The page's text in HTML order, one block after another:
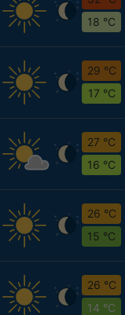
18 °C
29 °C
17 °C
27 °C
16 °C
26 °C
15 °C
26 °C
14 °C